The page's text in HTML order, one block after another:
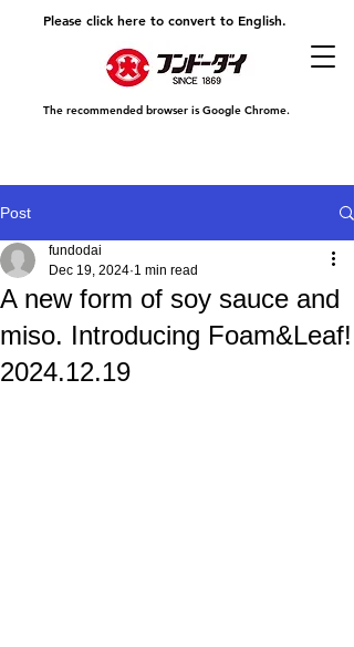
Please click here to convert to English.
The recommended browser is Google Chrome.
Post
A new form of soy sauce and
miso. Introducing Foam&Leaf!
2024.12.19
fundodai
Dec 19, 2024 1 min read